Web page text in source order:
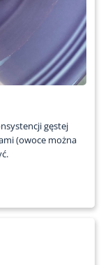
gęstej
(owoce można